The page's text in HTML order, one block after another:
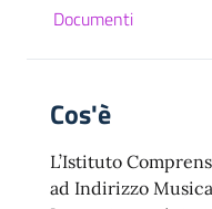
Documenti
Cos'è
L’Istituto
ad Indirizzo